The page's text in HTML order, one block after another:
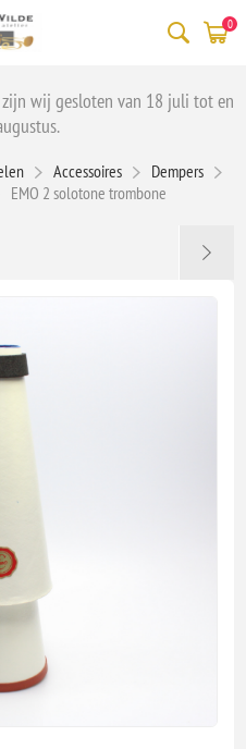
0
wij gesloten van 18 juli tot en
Accessoires
Dempers
EMO 2 solotone trombone